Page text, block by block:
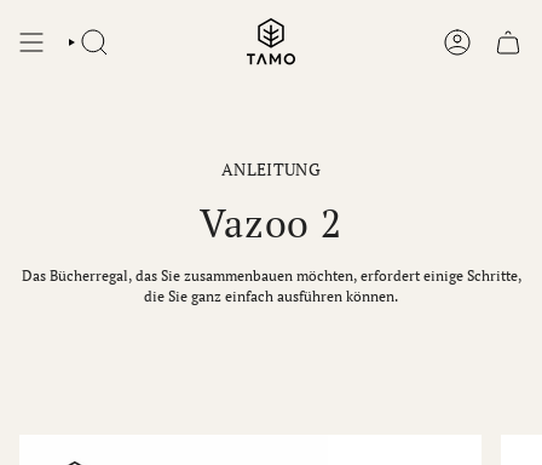
Inhalt
springen
SUCHEN KONTO
ANLEITUNG
Vazoo 2
Das Bücherregal, das Sie zusammenbauen möchten, erfordert einige Schritte,
die Sie ganz einfach ausführen können.